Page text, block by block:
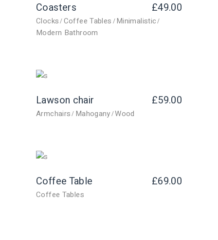
Coasters £49.00
Clocks Coffee Tables Minimalistic
Modern Bathroom
Lawson chair £59.00
Armchairs Mahogany Wood
Coffee Table £69.00
Coffee Tables